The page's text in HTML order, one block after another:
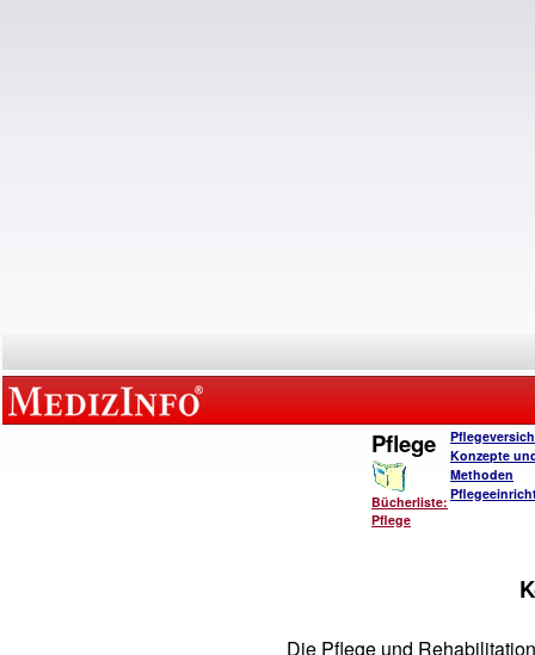
Pflege
Bücherliste:
Pflege
Konzepte
Methoden
Die Pflege und